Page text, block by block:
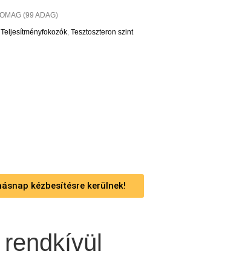
(99 ADAG)
Teljesítményfokozók, Tesztoszteron szint
kézbesítésre kerülnek!